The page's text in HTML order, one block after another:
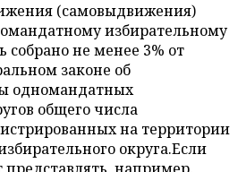
(самовыдвижения)
избирательному
собрано не менее 3% от
законе об
одномандатных
общего числа
на территории
округа.Если